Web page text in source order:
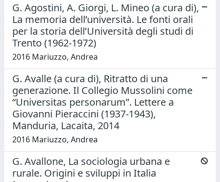
G. Agostini, A. Giorgi, L. Mineo (a cura di),
La memoria dell’università. Le fonti orali
per la storia dell’Università degli studi di
Trento (1962-1972)
2016 Mariuzzo, Andrea
G. Avalle (a cura di), Ritratto di una
generazione. Il Collegio Mussolini come
“Universitas personarum”. Lettere a
Giovanni Pieraccini (1937-1943),
Manduria, Lacaita, 2014
2016 Mariuzzo, Andrea
G. Avallone, La sociologia urbana e
rurale. Origini e sviluppi in Italia